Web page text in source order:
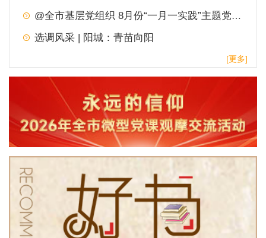
@全市基层党组织 8月份“一月一实践”主题党日，请查收！
选调风采 | 阳城：青苗向阳
[更多]